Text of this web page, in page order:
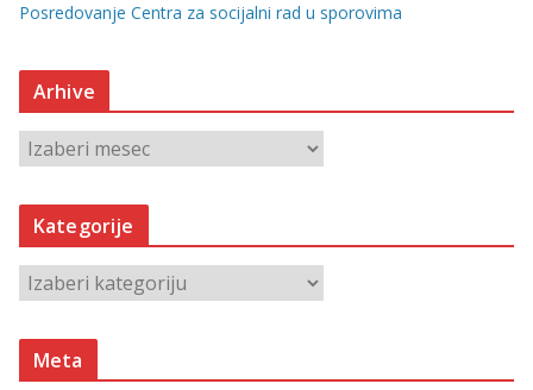
Posredovanje Centra za socijalni rad u sporovima
Arhive
r
h
v
Kategorije
a
t
Meta